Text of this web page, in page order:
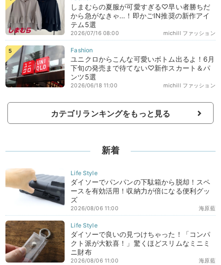
しまむらの夏服が可愛すぎる♡早い者勝ちだ
から急がなきゃ…！即かごIN推奨の新作アイ
テム5選
michill ファッション
2026/07/16 08:00
ユニクロからこんな可愛いボトム出るよ！6月
下旬の発売まで待てない♡新作スカート＆パ
ンツ5選
michill ファッション
2026/06/18 11:00
カテゴリランキングをもっと見る
新着
ダイソーでパンパンの下駄箱から脱却！スペ
ースを有効活用！収納力が倍になる便利グッ
ズ
海原藍
2026/08/06 11:00
ダイソーで良いの見つけちゃった！「コンパ
クト派が大歓喜！」驚くほどスリムなミニミ
ニ財布
海原藍
2026/08/06 11:00